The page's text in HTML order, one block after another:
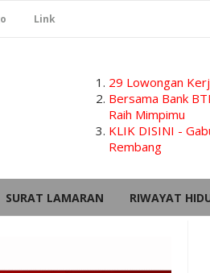
Link
29 Lowongan
Bersama Bank
Raih Mimpimu
KLIK DISINI -
Rembang
SURAT LAMARAN RIWAYAT